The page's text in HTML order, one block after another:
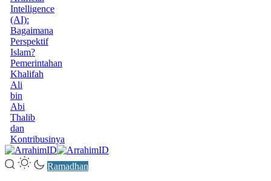
Intelligence
(AI):
Bagaimana
Perspektif
Islam?
Pemerintahan
Khalifah
Ali
bin
Abi
Thalib
dan
Kontribusinya
Ramadhan